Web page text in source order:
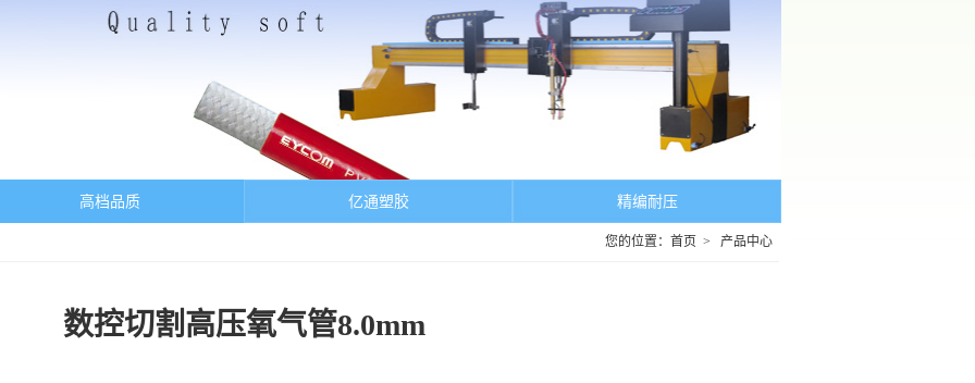
高档品质 亿通塑胶 精编耐压
您的位置： 首页 > 产品中心
数控切割高压氧气管8.0mm